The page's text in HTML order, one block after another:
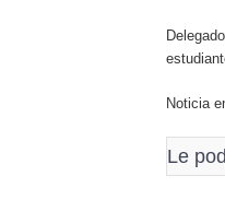
Noticia
Le